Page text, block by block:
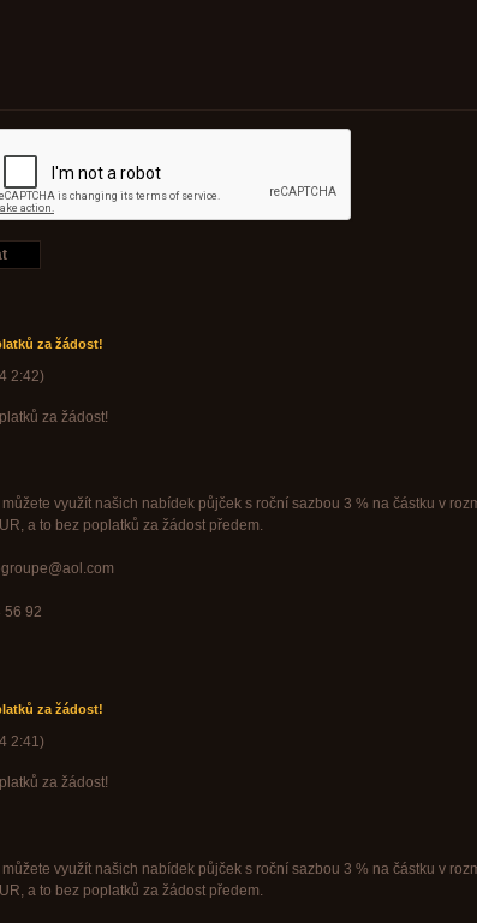
za žádost!
2:42)
za žádost!
využít našich nabídek půjček s roční sazbou 3 % na částku v
a to bez poplatků za žádost předem.
56 92
za žádost!
2:41)
za žádost!
využít našich nabídek půjček s roční sazbou 3 % na částku v
a to bez poplatků za žádost předem.